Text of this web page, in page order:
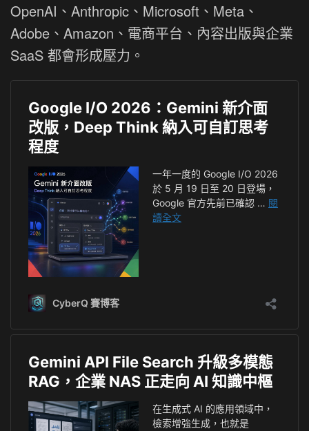
OpenAI、Anthropic、Microsoft、Meta、
Adobe、Amazon、電商平台、內容出版與企業
SaaS 都會形成壓力。